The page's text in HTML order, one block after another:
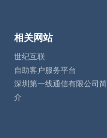
相关网站
世纪互联
自助客户服务平台
深圳第一线通信有限公司简
介